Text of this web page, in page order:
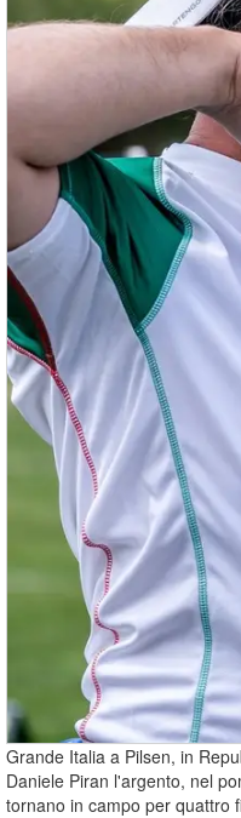
Grande Italia a Pilsen, in
Daniele Piran l'argento, nel
tornano in campo per quattro